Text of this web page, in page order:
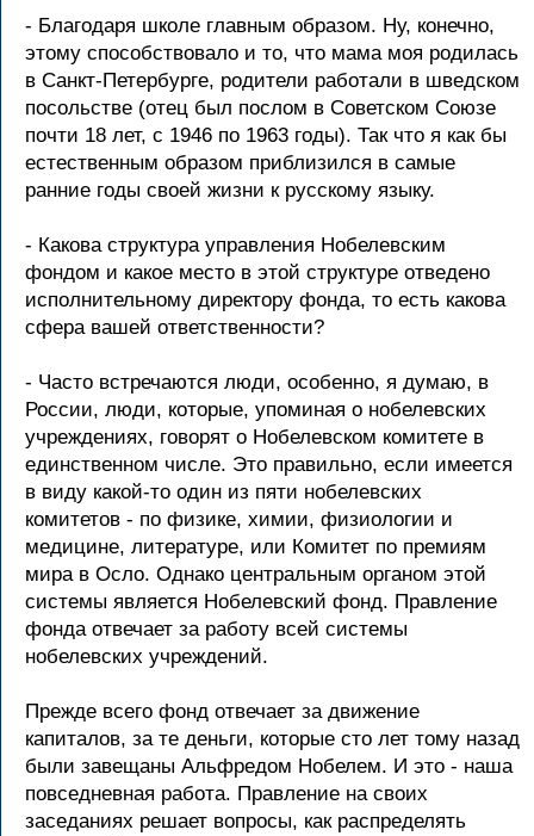
- Благодаря школе главным образом. Ну, конечно,
этому способствовало и то, что мама моя родилась
в Санкт-Петербурге, родители работали в шведском
посольстве (отец был послом в Советском Союзе
почти 18 лет, с 1946 по 1963 годы). Так что я как бы
естественным образом приблизился в самые
ранние годы своей жизни к русскому языку.
- Какова структура управления Нобелевским
фондом и какое место в этой структуре отведено
исполнительному директору фонда, то есть какова
сфера вашей ответственности?
- Часто встречаются люди, особенно, я думаю, в
России, люди, которые, упоминая о нобелевских
учреждениях, говорят о Нобелевском комитете в
единственном числе. Это правильно, если имеется
в виду какой-то один из пяти нобелевских
комитетов - по физике, химии, физиологии и
медицине, литературе, или Комитет по премиям
мира в Осло. Однако центральным органом этой
системы является Нобелевский фонд. Правление
фонда отвечает за работу всей системы
нобелевских учреждений.
Прежде всего фонд отвечает за движение
капиталов, за те деньги, которые сто лет тому назад
были завещаны Альфредом Нобелем. И это - наша
повседневная работа. Правление на своих
заседаниях решает вопросы, как распределять